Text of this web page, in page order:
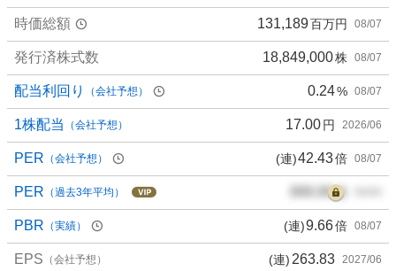
0
.
9
8
%
、
買
い
た
い
.
5
6
時価総額 131,189百万円 08/07
発行済株式数 18,849,000株 08/07
配当利回り （会社予想） 0.24% 08/07
1株配当 （会社予想） 17.00円 2026/06
PER （会社予想） (連)42.43倍 08/07
PER （過去3年平均） 000.00倍
PBR （実績） (連)9.66倍 08/07
EPS （会社予想） (連) 263.83 2027/06